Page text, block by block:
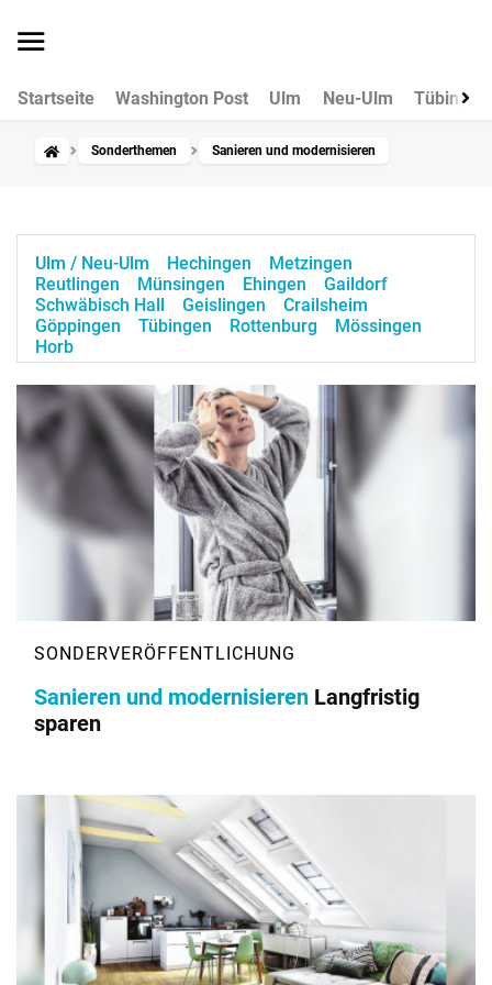
Startseite Washington Post Ulm Neu-Ulm Tübingen
Sonderthemen Sanieren und modernisieren
Ulm / Neu-Ulm Hechingen
Metzingen
Reutlingen
Münsingen Ehingen
Gaildorf
Schwäbisch Hall
Geislingen
Crailsheim
Göppingen
Tübingen Rottenburg
Mössingen
Horb
Sanieren und modernisieren Langfristig
sparen